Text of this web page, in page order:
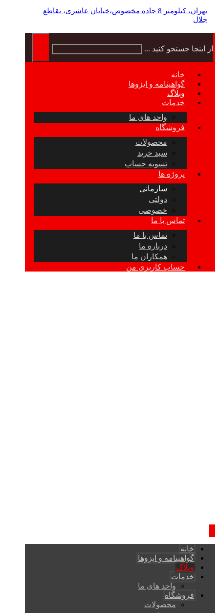
تهران، کیلومتر 8 جاده مخصوص،خیابان عاشری، تقاطع
جلال
از اینجا جستجو کنید ...
خانه
گواهینامه و ایزوها
وبلاگ
خدمات
واحد های ما
فروشگاه
محصولات
سبد خرید
تسویه حساب
پروژه ها
سازمانی
دولتی
خصوصی
تماس با ما
تماس با ما
درباره ما
همکاران ما
حساب کاربری من
خانه
گواهینامه و ایزوها
وبلاگ
خدمات
واحد های ما
فروشگاه
محصولات